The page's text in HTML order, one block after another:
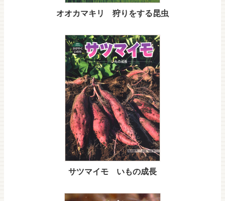
オオカマキリ 狩りをする昆虫
サツマイモ いもの成長